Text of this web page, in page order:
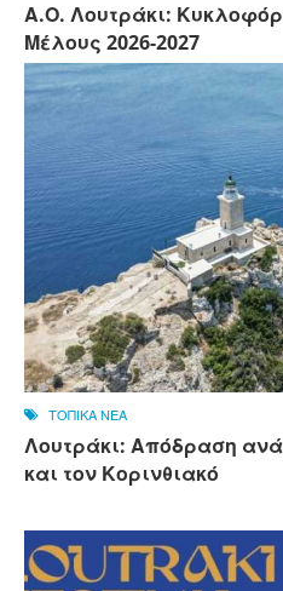
Α.Ο. Λουτράκι:
Μέλους 2026-2027
ΤΟΠΙΚΑ ΝΕΑ
Λουτράκι: Απόδραση
και τον Κορινθιακό